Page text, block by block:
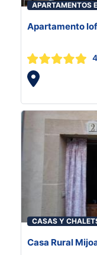
APARTAMENTOS
Apartamento
CASAS Y
Casa Rural